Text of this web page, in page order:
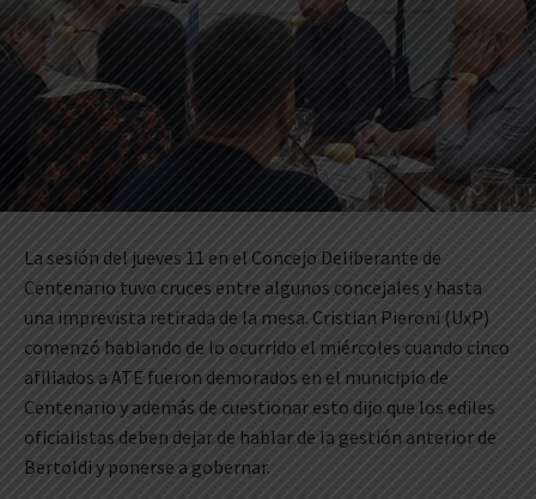
La sesión del jueves 11 en el Concejo Deliberante de
Centenario tuvo cruces entre algunos concejales y hasta
una imprevista retirada de la mesa. Cristian Pieroni (UxP)
comenzó hablando de lo ocurrido el miércoles cuando cinco
afiliados a ATE fueron demorados en el municipio de
Centenario y además de cuestionar esto dijo que los ediles
oficialistas deben dejar de hablar de la gestión anterior de
Bertoldi y ponerse a gobernar.